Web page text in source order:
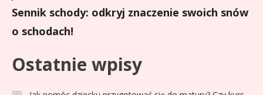
Sennik schody: odkryj znaczenie swoich snów
o schodach!
Ostatnie wpisy